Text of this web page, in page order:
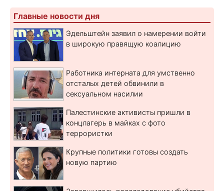
Главные новости дня
Эдельштейн заявил о намерении войти
в широкую правящую коалицию
Работника интерната для умственно
отсталых детей обвинили в
сексуальном насилии
Палестинские активисты пришли в
концлагерь в майках с фото
террористки
Крупные политики готовы создать
новую партию